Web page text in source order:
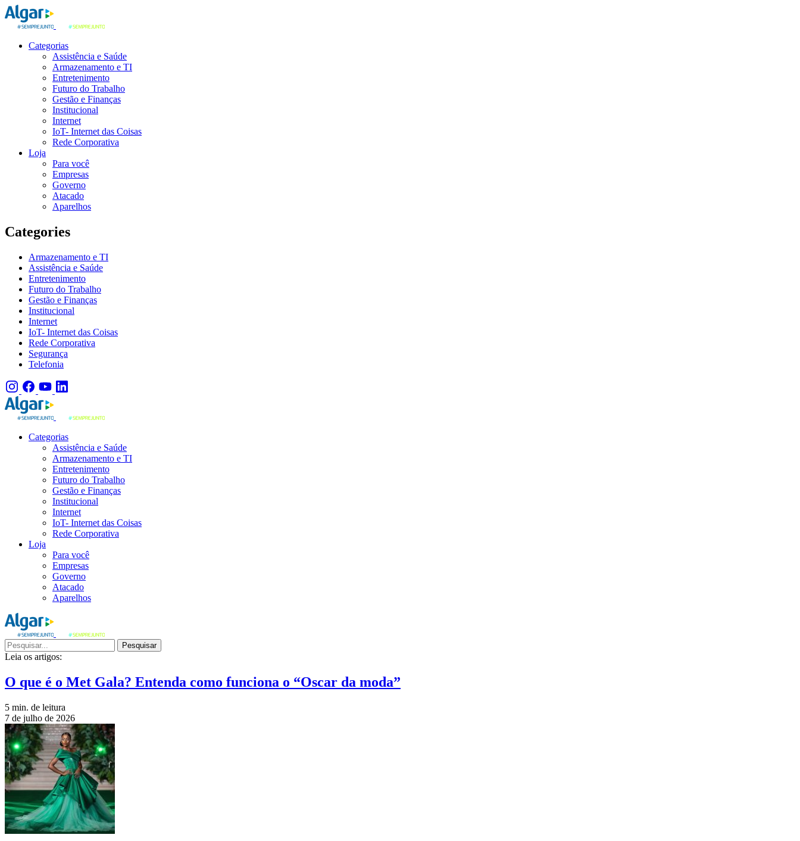
Categorias
Assistência e Saúde
Armazenamento e TI
Entretenimento
Futuro do Trabalho
Gestão e Finanças
Institucional
Internet
IoT- Internet das Coisas
Rede Corporativa
Loja
Para você
Empresas
Governo
Atacado
Aparelhos
Categories
Armazenamento e TI
Assistência e Saúde
Entretenimento
Futuro do Trabalho
Gestão e Finanças
Institucional
Internet
IoT- Internet das Coisas
Rede Corporativa
Segurança
Telefonia
Categorias
Assistência e Saúde
Armazenamento e TI
Entretenimento
Futuro do Trabalho
Gestão e Finanças
Institucional
Internet
IoT- Internet das Coisas
Rede Corporativa
Loja
Para você
Empresas
Governo
Atacado
Aparelhos
Pesquisar
Leia os artigos:
O que é o Met Gala? Entenda como funciona o “Oscar da moda”
5 min. de leitura
7 de julho de 2026